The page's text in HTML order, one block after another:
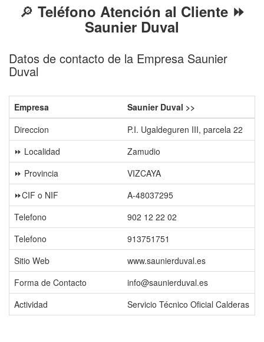
🔎 Teléfono Atención al Cliente ⏩
Saunier Duval
Datos de contacto de la Empresa Saunier
Duval
Empresa
Saunier Duval >>
Direccion
P.I. Ugaldeguren III, parcela 22
⏩ Localidad
Zamudio
⏩ Provincia
VIZCAYA
⏩CIF o NIF
A-48037295
Telefono
902 12 22 02
Telefono
913751751
Sitio Web
www.saunierduval.es
Forma de Contacto
info@saunierduval.es
Actividad
Servicio Técnico Oficial Calderas